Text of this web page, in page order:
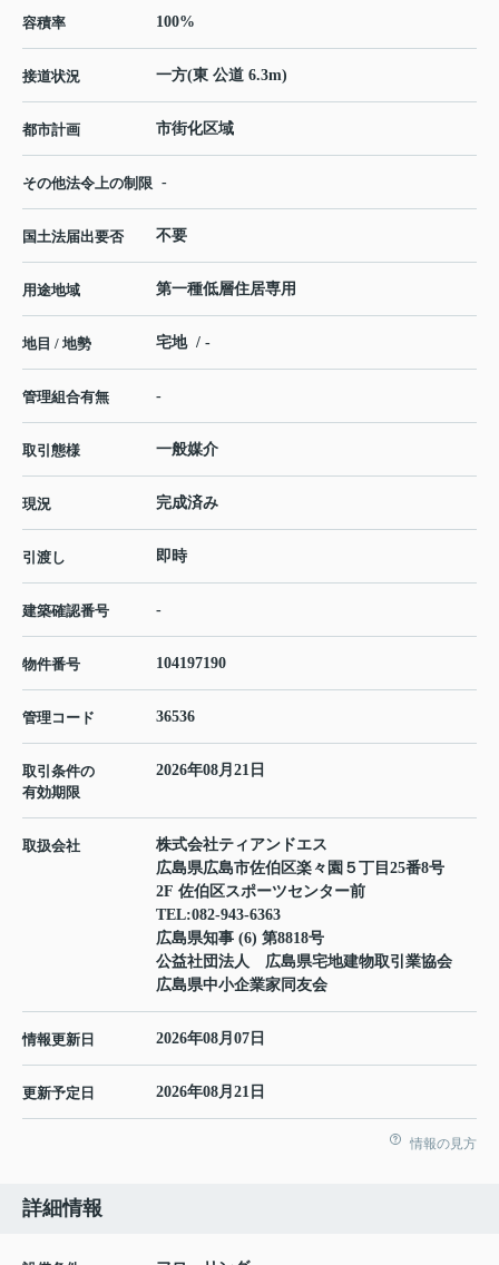
容積率 100%
接道状況 一方(東 公道 6.3m)
都市計画 市街化区域
その他法令上の制限 -
国土法届出要否 不要
用途地域 第一種低層住居専用
地目 / 地勢 宅地 / -
管理組合有無 -
取引態様 一般媒介
現況 完成済み
引渡し 即時
建築確認番号 -
物件番号 104197190
管理コード 36536
取引条件の
有効期限
2026年08月21日
取扱会社
株式会社ティアンドエス
広島県広島市佐伯区楽々園５丁目25番8号
2F 佐伯区スポーツセンター前
TEL:082-943-6363
広島県知事 (6) 第8818号
公益社団法人 広島県宅地建物取引業協会
広島県中小企業家同友会
情報更新日 2026年08月07日
更新予定日 2026年08月21日
情報の見方
詳細情報